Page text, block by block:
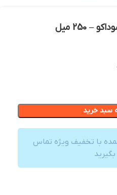
250 میل
سبد خرید
با تخفیف ویژه تماس
بگیرید